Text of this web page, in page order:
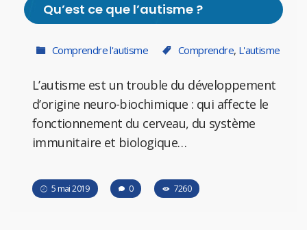
Qu’est ce que l’autisme ?
Comprendre l'autisme Comprendre, L'autisme
L’autisme est un trouble du développement
d’origine neuro-biochimique : qui affecte le
fonctionnement du cerveau, du système
immunitaire et biologique…
5 mai 2019 0 7260